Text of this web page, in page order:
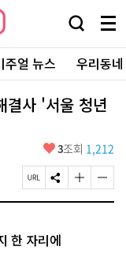
검
창
열
기
메
뉴
전
체
보
기
주얼 뉴스 우리동
결사 '서울 청년
좋
요
3조회 1,212
페
이
R
L
S
N
유
하
글
자
글
자
한 자리에